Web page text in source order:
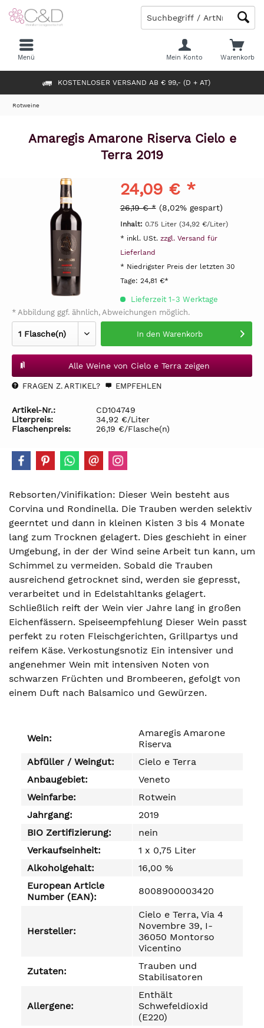
KOSTENLOSER VERSAND AB € 99,- (D + AT)
Warenkorb
Mein Konto
Menü
Rotweine
Amaregis Amarone Riserva Cielo e
Terra 2019
24,09 € *
26,19 € * (8,02% gespart)
Inhalt: 0.75 Liter (34,92 €/Liter)
* inkl. USt. zzgl. Versand für
Lieferland
* Niedrigster Preis der letzten 30
Tage: 24,81 €*
Lieferzeit 1-3 Werktage
* Abbildung ggf. ähnlich, Abweichungen möglich.
In den Warenkorb
Alle Weine von Cielo e Terra zeigen
FRAGEN Z. ARTIKEL? EMPFEHLEN
Artikel-Nr.:
CD104749
Literpreis:
34,92 €/Liter
Flaschenpreis:
26,19 €/Flasche(n)
Rebsorten/Vinifikation: Dieser Wein besteht aus
Corvina und Rondinella. Die Trauben werden selektiv
geerntet und dann in kleinen Kisten 3 bis 4 Monate
lang zum Trocknen gelagert. Dies geschieht in einer
Umgebung, in der der Wind seine Arbeit tun kann, um
Schimmel zu vermeiden. Sobald die Trauben
ausreichend getrocknet sind, werden sie gepresst,
verarbeitet und in Edelstahltanks gelagert.
Schließlich reift der Wein vier Jahre lang in großen
Eichenfässern. Speiseempfehlung Dieser Wein passt
perfekt zu roten Fleischgerichten, Grillpartys und
reifem Käse. Verkostungsnotiz Ein intensiver und
angenehmer Wein mit intensiven Noten von
schwarzen Früchten und Brombeeren, gefolgt von
einem Duft nach Balsamico und Gewürzen.
Wein:
Amaregis Amarone
Riserva
Abfüller / Weingut:
Cielo e Terra
Anbaugebiet:
Veneto
Weinfarbe:
Rotwein
Jahrgang:
2019
BIO Zertifizierung:
nein
Verkaufseinheit:
1 x 0,75 Liter
Alkoholgehalt:
16,00 %
European Article
Number (EAN):
8008900003420
Hersteller:
Cielo e Terra, Via 4
Novembre 39, I-
36050 Montorso
Vicentino
Zutaten:
Trauben und
Stabilisatoren
Allergene:
Enthält
Schwefeldioxid
(E220)